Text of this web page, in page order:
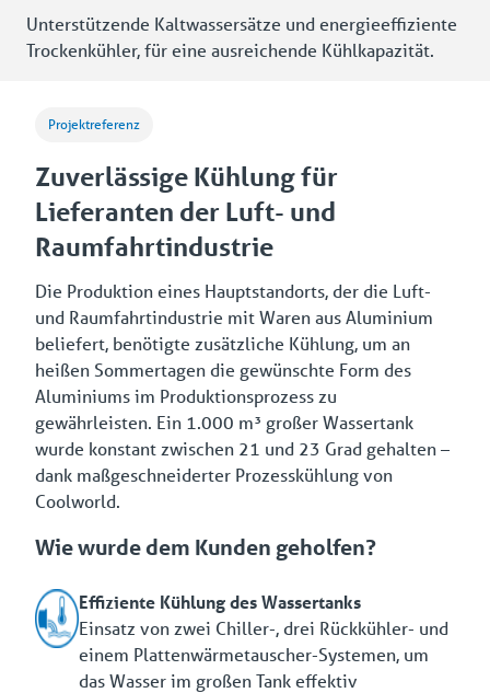
Projektreferenz
Zuverlässige Kühlung für
Lieferanten der Luft- und
Raumfahrtindustrie
Die Produktion eines Hauptstandorts, der die Luft-
und Raumfahrtindustrie mit Waren aus Aluminium
beliefert, benötigte zusätzliche Kühlung, um an
heißen Sommertagen die gewünschte Form des
Aluminiums im Produktionsprozess zu
gewährleisten. Ein 1.000 m³ großer Wassertank
wurde konstant zwischen 21 und 23 Grad gehalten –
dank maßgeschneiderter Prozesskühlung von
Coolworld.
Wie wurde dem Kunden geholfen?
Effiziente Kühlung des Wassertanks
Einsatz von zwei Chiller-, drei Rückkühler- und
einem Plattenwärmetauscher-Systemen, um
das Wasser im großen Tank effektiv
Unterstützende Kaltwassersätze und energieeffiziente
Trockenkühler, für eine ausreichende Kühlkapazität.